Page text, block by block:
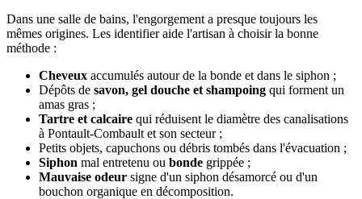
Dans une salle de bains, l'engorgement a presque toujours les
mêmes origines. Les identifier aide l'artisan à choisir la bonne
méthode :
Cheveux accumulés autour de la bonde et dans le siphon ;
Dépôts de savon, gel douche et shampoing qui forment un
amas gras ;
Tartre et calcaire qui réduisent le diamètre des canalisations
à Pontault-Combault et son secteur ;
Petits objets, capuchons ou débris tombés dans l'évacuation ;
Siphon mal entretenu ou bonde grippée ;
Mauvaise odeur signe d'un siphon désamorcé ou d'un
bouchon organique en décomposition.